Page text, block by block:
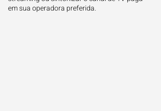
em sua operadora preferida.